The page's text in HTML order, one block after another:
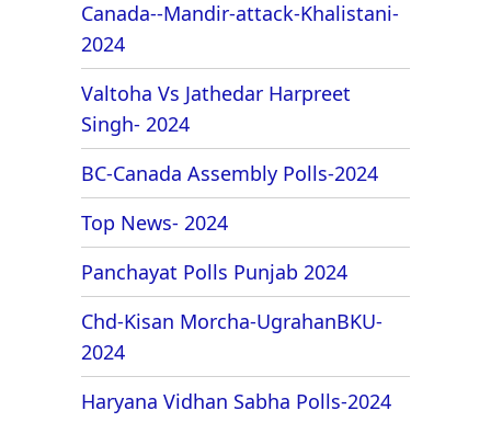
Canada--Mandir-attack-Khalistani-
2024
Valtoha Vs Jathedar Harpreet
Singh- 2024
BC-Canada Assembly Polls-2024
Top News- 2024
Panchayat Polls Punjab 2024
Chd-Kisan Morcha-UgrahanBKU-
2024
Haryana Vidhan Sabha Polls-2024